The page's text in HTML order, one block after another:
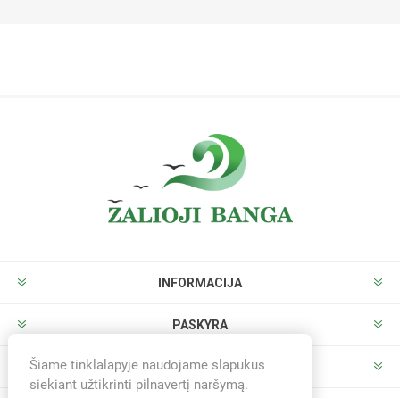
INFORMACIJA
PASKYRA
PARDUOTUVĖ
Šiame tinklalapyje naudojame slapukus
siekiant užtikrinti pilnavertį naršymą.